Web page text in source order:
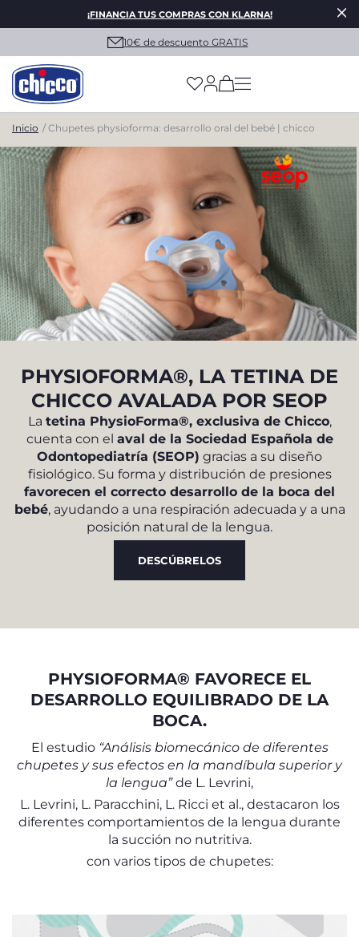
¡FINANCIA TUS COMPRAS CON KLARNA!
Envío gratis a partir de 30€
(has more options
Inicio Chupetes physioforma: desarrollo oral del bebé | chicco
PHYSIOFORMA®, LA TETINA DE
CHICCO AVALADA POR SEOP
La tetina PhysioForma®, exclusiva de Chicco,
cuenta con el aval de la Sociedad Española de
Odontopediatría (SEOP) gracias a su diseño
fisiológico. Su forma y distribución de presiones
favorecen el correcto desarrollo de la boca del
bebé, ayudando a una respiración adecuada y a una
posición natural de la lengua.
DESCÚBRELOS
PHYSIOFORMA® FAVORECE EL
DESARROLLO EQUILIBRADO DE LA
BOCA.
El estudio “Análisis biomecánico de diferentes
chupetes y sus efectos en la mandíbula superior y
la lengua”de L. Levrini,
L. Levrini, L. Paracchini, L. Ricci et al., destacaron los
diferentes comportamientos de la lengua durante
la succión no nutritiva.
con varios tipos de chupetes: